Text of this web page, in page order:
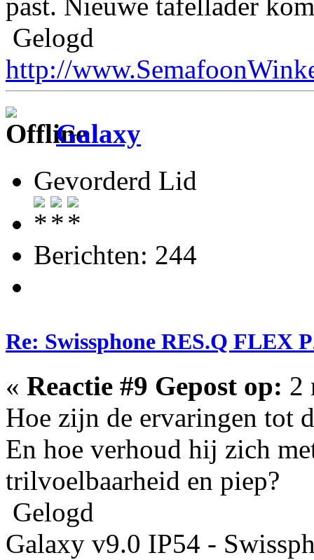
past. Nieuwe tafellader
Gelogd
http://
Galaxy
Gevorderd Lid
Berichten: 244
Re: Swissphone RES.Q FLEX
« Reactie #9 Gepost op: 2
Hoe zijn de ervaringen tot
En hoe verhoud hij zich
trilvoelbaarheid en piep?
Gelogd
Galaxy v9.0 IP54 -